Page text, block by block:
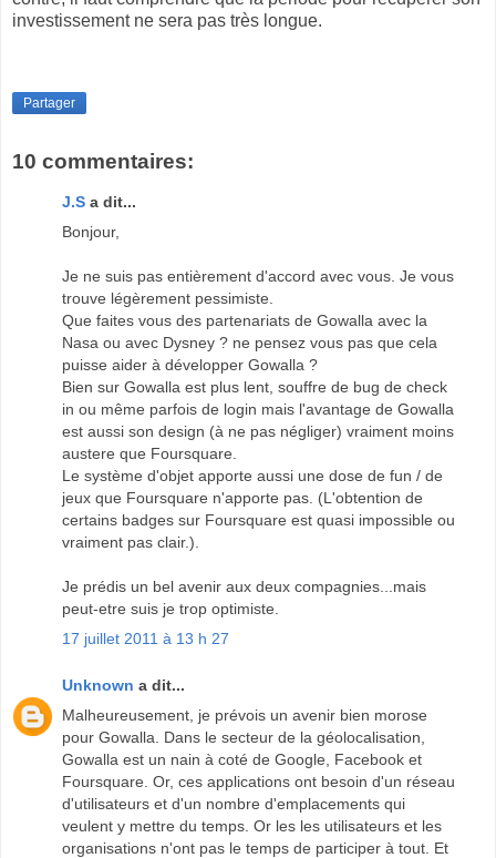
investissement ne sera pas très longue.
Partager
10 commentaires:
J.S a dit...
Bonjour,
Je ne suis pas entièrement d'accord avec vous. Je vous
trouve légèrement pessimiste.
Que faites vous des partenariats de Gowalla avec la
Nasa ou avec Dysney ? ne pensez vous pas que cela
puisse aider à développer Gowalla ?
Bien sur Gowalla est plus lent, souffre de bug de check
in ou même parfois de login mais l'avantage de Gowalla
est aussi son design (à ne pas négliger) vraiment moins
austere que Foursquare.
Le système d'objet apporte aussi une dose de fun / de
jeux que Foursquare n'apporte pas. (L'obtention de
certains badges sur Foursquare est quasi impossible ou
vraiment pas clair.).
Je prédis un bel avenir aux deux compagnies...mais
peut-etre suis je trop optimiste.
17 juillet 2011 à 13 h 27
Unknown a dit...
Malheureusement, je prévois un avenir bien morose
pour Gowalla. Dans le secteur de la géolocalisation,
Gowalla est un nain à coté de Google, Facebook et
Foursquare. Or, ces applications ont besoin d'un réseau
d'utilisateurs et d'un nombre d'emplacements qui
veulent y mettre du temps. Or les les utilisateurs et les
organisations n'ont pas le temps de participer à tout. Et